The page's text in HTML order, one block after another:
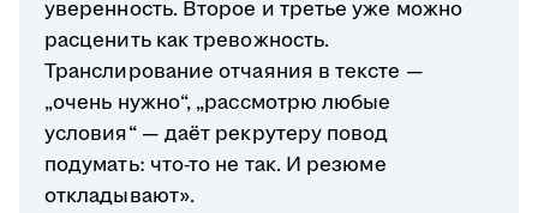
уверенность. Второе и третье уже можно
расценить как тревожность.
Транслирование отчаяния в тексте —
„очень нужно“, „рассмотрю любые
условия“ — даёт рекрутеру повод
подумать: что-то не так. И резюме
откладывают».